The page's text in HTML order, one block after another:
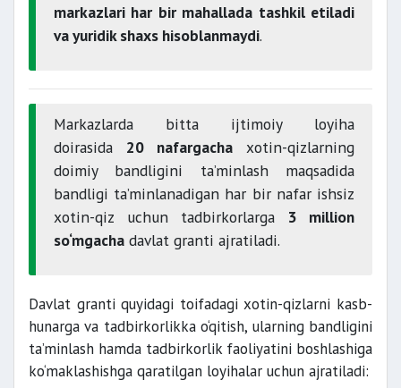
markazlari har bir mahallada tashkil etiladi
va yuridik shaxs hisoblanmaydi.
Markazlarda bitta ijtimoiy loyiha
doirasida 20 nafargacha xotin-qizlarning
doimiy bandligini ta’minlash maqsadida
bandligi ta’minlanadigan har bir nafar ishsiz
xotin-qiz uchun tadbirkorlarga 3 million
so‘mgacha davlat granti ajratiladi.
Davlat granti quyidagi toifadagi xotin-qizlarni kasb-
hunarga va tadbirkorlikka o‘qitish, ularning bandligini
ta’minlash hamda tadbirkorlik faoliyatini boshlashiga
ko‘maklashishga qaratilgan loyihalar uchun ajratiladi: